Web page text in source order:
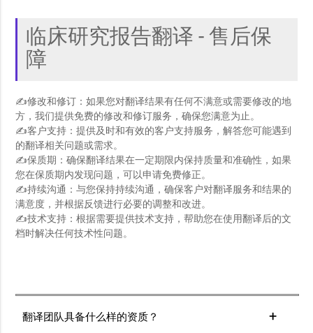
临床研究报告翻译 - 售后保
障
✍修改和修订：如果您对翻译结果有任何不满意或需要修改的地
方，我们提供免费的修改和修订服务，确保您满意为止。
✍客户支持：提供及时和有效的客户支持服务，解答您可能遇到
的翻译相关问题或需求。
✍保质期：确保翻译结果在一定期限内保持质量和准确性，如果
您在保质期内发现问题，可以申请免费修正。
✍持续沟通：与您保持持续沟通，确保客户对翻译服务和结果的
满意度，并根据反馈进行必要的调整和改进。
✍技术支持：根据需要提供技术支持，帮助您在使用翻译后的文
档时解决任何技术性问题。
翻译团队具备什么样的资质？